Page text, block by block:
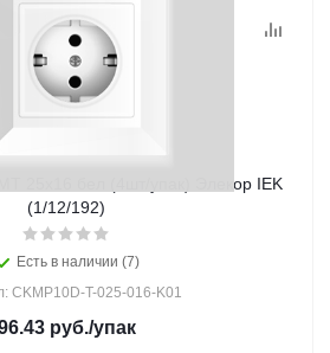
25х16 бел (4шт/упак) Элекор IEK
(1/12/192)
Есть в наличии (7)
CKMP10D-T-025-016-K01
руб./упак